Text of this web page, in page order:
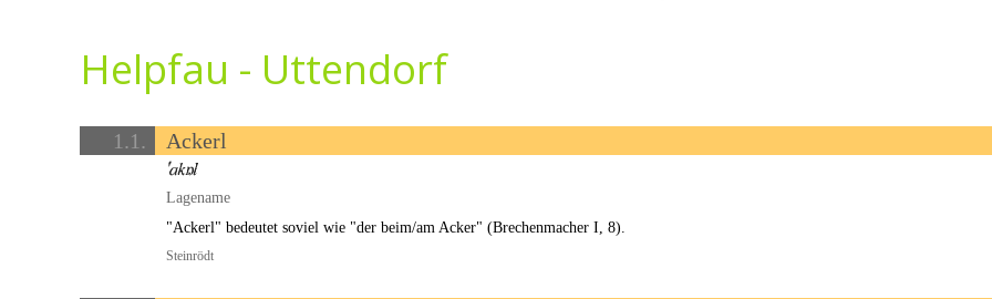
Helpfau - Uttendorf
1.1. Ackerl
Lagename
"Ackerl" bedeutet soviel wie "der beim/am Acker" (Brechenmacher I, 8).
Steinrödt